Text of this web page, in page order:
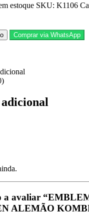
estoque SKU: K1106
Comprar via WhatsApp
a avaliar
ALEMÃO